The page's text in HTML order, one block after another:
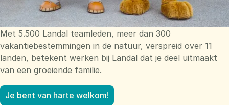
Met 5.500 Landal teamleden, meer dan 300
vakantiebestemmingen in de natuur, verspreid over 11
landen, betekent werken bij Landal dat je deel uitmaakt
van een groeiende familie.
Je bent van harte welkom!